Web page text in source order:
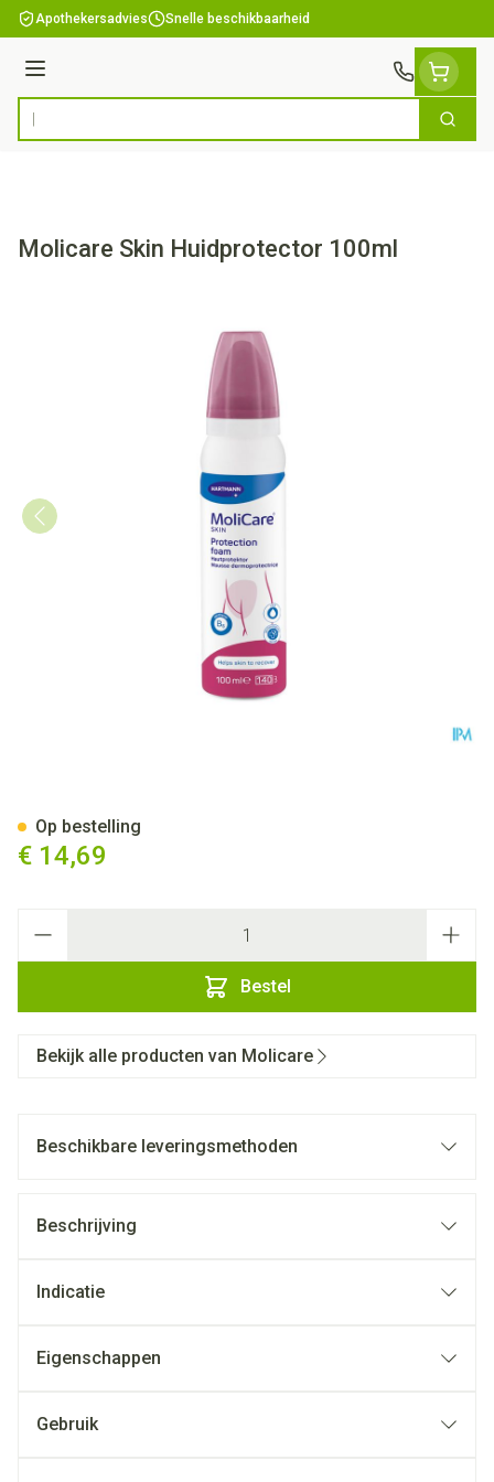
Ga naar de inhoud
Apothekersadvies Snelle beschikbaarheid
Menu
Product, merk, categorie... Zoek
Molicare Skin Huidprotector 100ml
€ 14,69
Bestel
Op bestelling
Bekijk alle producten van Molicare
Beschikbare leveringsmethoden
Beschrijving
Indicatie
Eigenschappen
Gebruik